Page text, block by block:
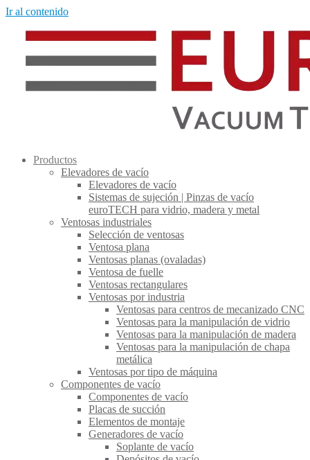
Ir al contenido
Productos
Elevadores de vacío
Elevadores de vacío
Sistemas de sujeción | Pinzas de vacío
euroTECH para vidrio, madera y metal
Ventosas industriales
Selección de ventosas
Ventosa plana
Ventosas planas (ovaladas)
Ventosa de fuelle
Ventosas rectangulares
Ventosas por industria
Ventosas para centros de mecanizado CNC
Ventosas para la manipulación de vidrio
Ventosas para la manipulación de madera
Ventosas para la manipulación de chapa
metálica
Ventosas por tipo de máquina
Componentes de vacío
Componentes de vacío
Placas de succión
Elementos de montaje
Generadores de vacío
Soplante de vacío